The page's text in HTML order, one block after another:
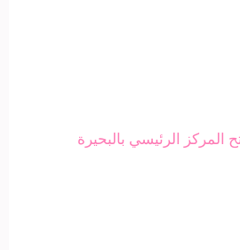
المركز الرئيسي بالبحيرة